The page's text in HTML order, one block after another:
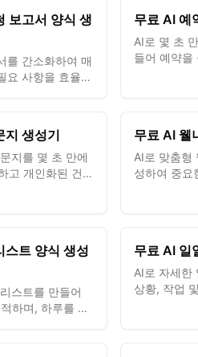
보고서 양식 생
를 간소화하여 매
요 사항을 효율적
무료 AI 예
AI로 몇 초
들어 예약을
지 생성기
지를 몇 초 만에
고 개인화된 건강
무료 AI 웰
AI로 맞춤형
성하여 중요
스트 양식 생성
스트를 만들어
하며, 하루를 손
무료 AI 일
AI로 자세한
상황, 작업